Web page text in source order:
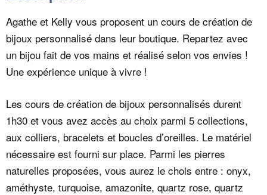
Agathe et Kelly vous proposent un cours de création de
bijoux personnalisé dans leur boutique. Repartez avec
un bijou fait de vos mains et réalisé selon vos envies !
Une expérience unique à vivre !
Les cours de création de bijoux personnalisés durent
1h30 et vous avez accès au choix parmi 5 collections,
aux colliers, bracelets et boucles d’oreilles. Le matériel
nécessaire est fourni sur place. Parmi les pierres
naturelles proposées, vous aurez le chois entre : onyx,
améthyste, turquoise, amazonite, quartz rose, quartz